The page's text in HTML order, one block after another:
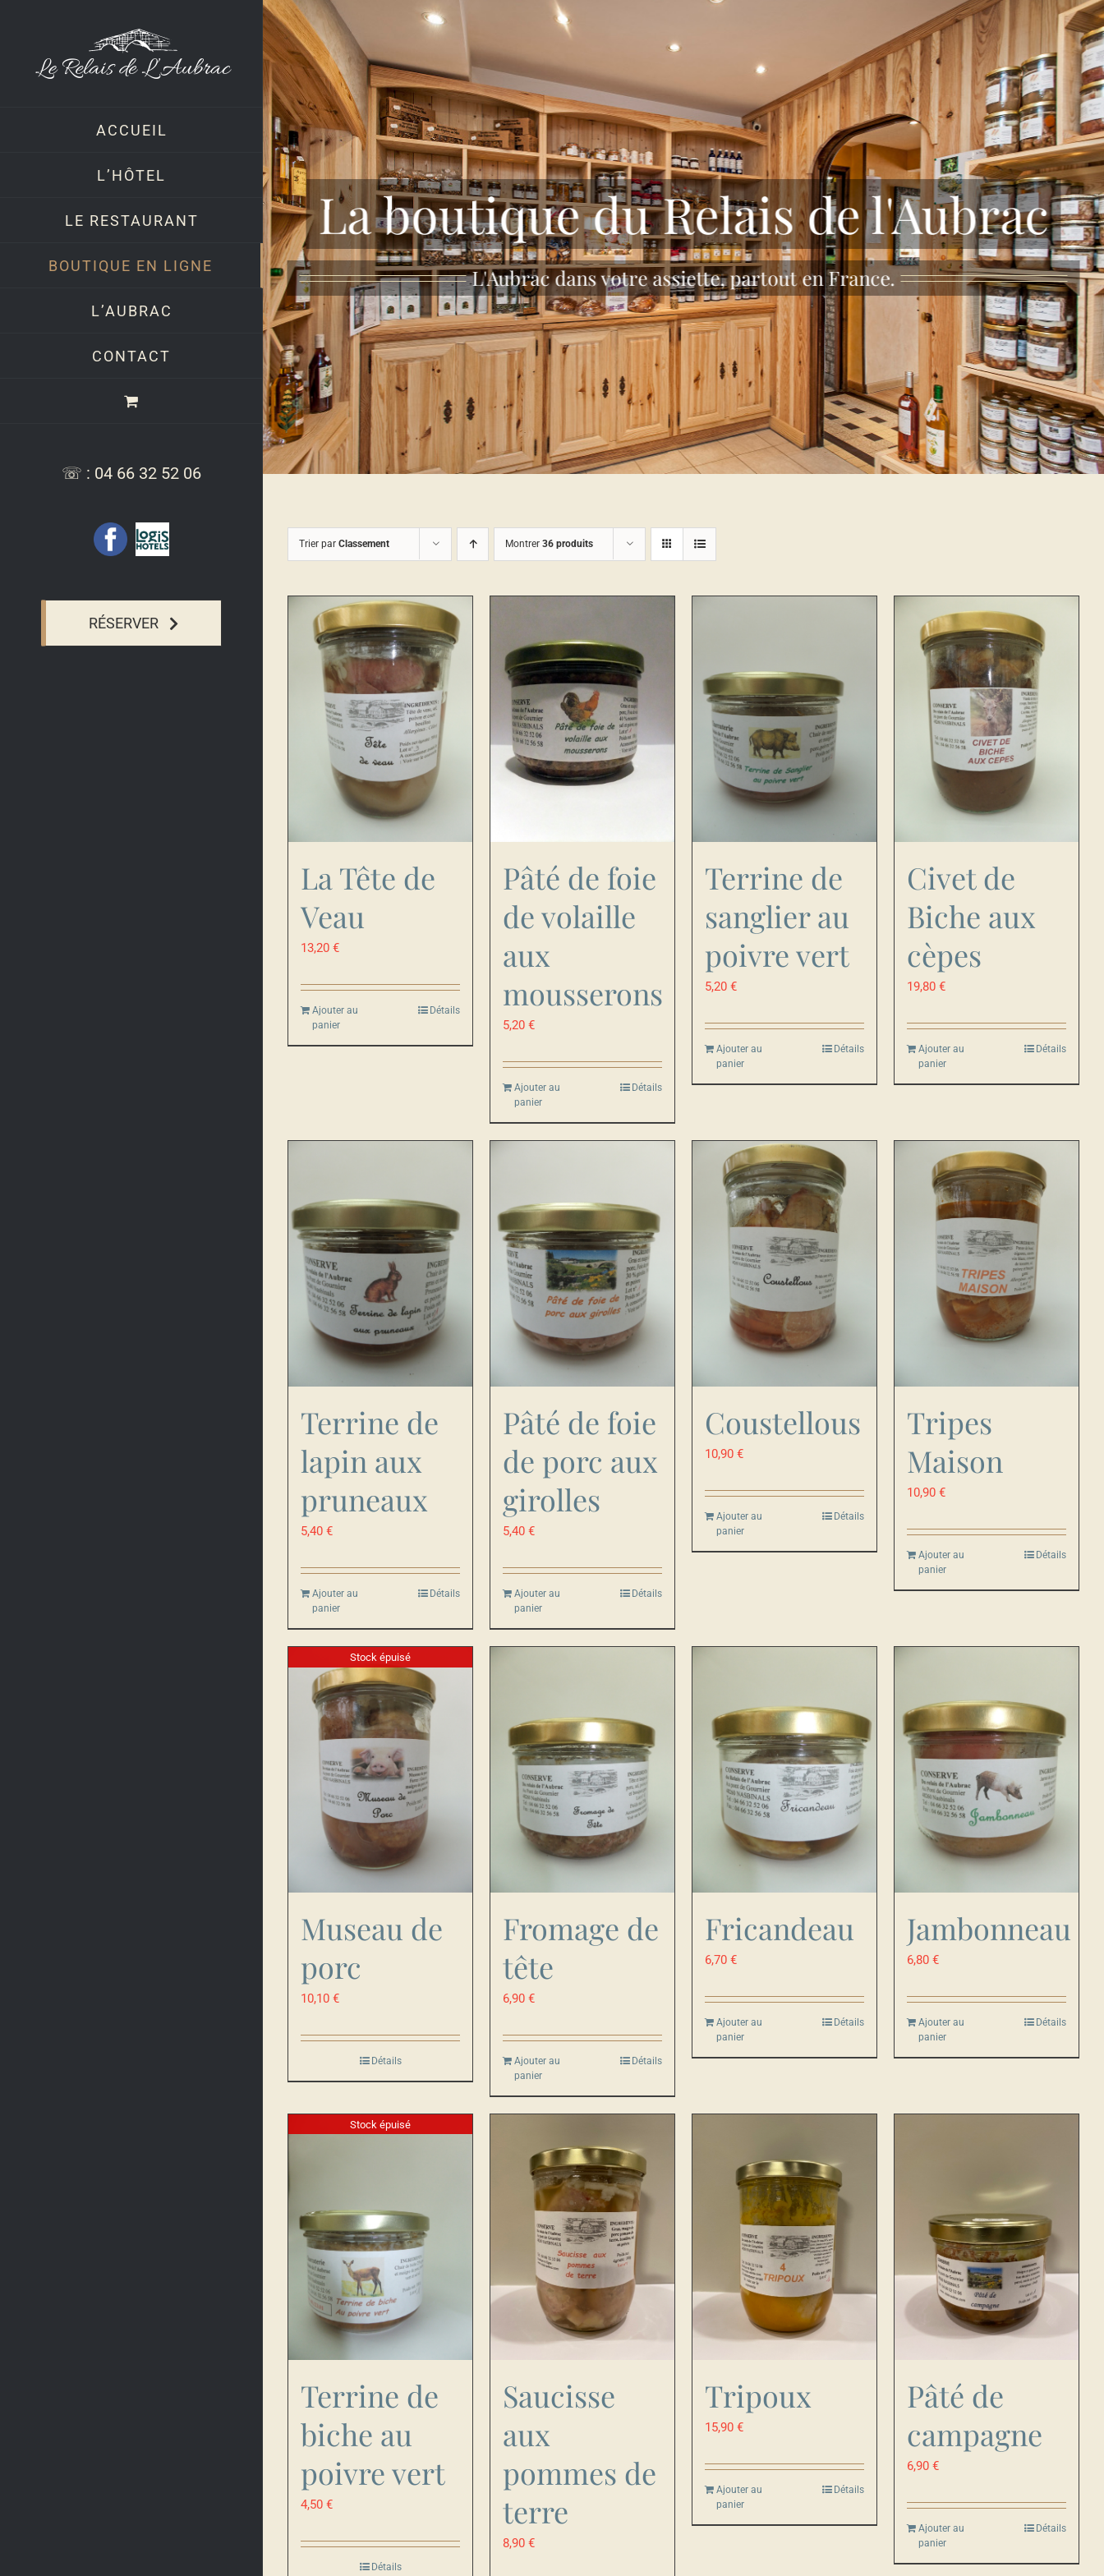
ACCUEIL
L’HÔTEL
LE RESTAURANT
BOUTIQUE EN LIGNE
L’AUBRAC
CONTACT
☏ : 04 66 32 52 06
Facebook
Logis
Hotel,
l'Aubrac
RÉSERVER
La boutique du Relais de l'Aubrac
L'Aubrac dans votre assiette, partout en France.
Trier par Classement Montrer 36 produits
La Tête de
Veau
13,20 €
Ajouter au
panier
Détails
Pâté de foie
de volaille
aux
mousserons
5,20 €
Ajouter au
panier
Détails
Terrine de
sanglier au
poivre vert
5,20 €
Ajouter au
panier
Détails
Civet de
Biche aux
cèpes
19,80 €
Ajouter au
panier
Détails
Terrine de
lapin aux
pruneaux
5,40 €
Ajouter au
panier
Détails
Pâté de foie
de porc aux
girolles
5,40 €
Ajouter au
panier
Détails
Coustellous
10,90 €
Ajouter au
panier
Détails
Tripes
Maison
10,90 €
Ajouter au
panier
Détails
Stock épuisé
Museau de
porc
10,10 €
Détails
Fromage de
tête
6,90 €
Ajouter au
panier
Détails
Fricandeau
6,70 €
Ajouter au
panier
Détails
Jambonneau
6,80 €
Ajouter au
panier
Détails
Stock épuisé
Terrine de
biche au
poivre vert
4,50 €
Détails
Saucisse
aux
pommes de
terre
8,90 €
Tripoux
15,90 €
Ajouter au
panier
Détails
Pâté de
campagne
6,90 €
Ajouter au
panier
Détails